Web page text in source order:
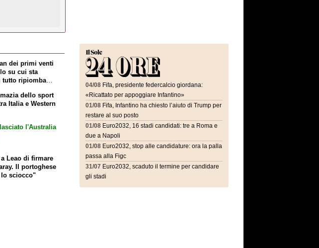
dei primi venti
su cui sta
tutto ripiomba
dello sport
Italia e Western
l'Australia
Leao di firmare
Il portoghese
sciocco"
04/08 Fifa, presidente federcalcio giordana:
«Ricattato per appoggiare Infantino»
01/08 Fifa, Infantino ha chiesto l’aiuto di Trump per
restare al suo posto
01/08 Euro2032, 16 stadi candidati: tre a Roma e
due a Napoli
01/08 Euro2032, stop alle candidature: ora la palla
passa alla Figc
31/07 Euro2032, scaduto il termine per candidare
gli stadi